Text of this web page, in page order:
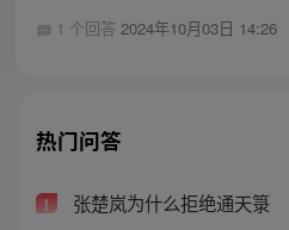
1 个回答 2024年10月03日 14:26
热门问答
1 张楚岚为什么拒绝通天箓